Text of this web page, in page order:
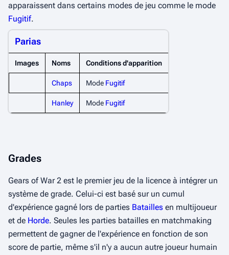
apparaissent dans certains modes de jeu comme le mode
Fugitif.
Parias
Images Noms Conditions d'apparition
Chaps Mode Fugitif
Hanley Mode Fugitif
Grades
Gears of War 2 est le premier jeu de la licence à intégrer un
système de grade. Celui-ci est basé sur un cumul
d'expérience gagné lors de parties Batailles en multijoueur
et de Horde. Seules les parties batailles en matchmaking
permettent de gagner de l'expérience en fonction de son
score de partie, même s'il n'y a aucun autre joueur humain